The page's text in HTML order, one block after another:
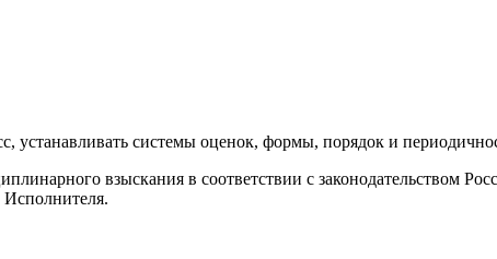
устанавливать системы оценок, формы, порядок и
взыскания в соответствии с законодательством